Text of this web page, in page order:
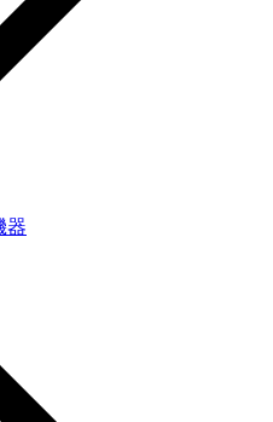
器